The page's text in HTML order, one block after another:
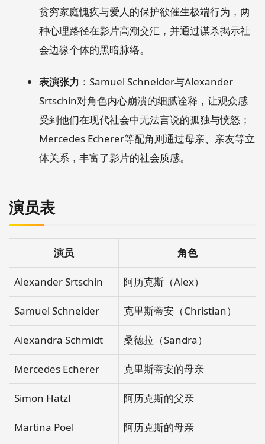
贫穷家庭愧疚与爱人的保护欲催生极端行为，两
种心理路径在影片高潮交汇，并通过谋杀揭示社
会边缘个体的黑暗脉络。
表演张力 ：Samuel Schneider与Alexander
Srtschin对角色内心崩溃的细腻诠释，让观众感
受到他们在现代社会中无法言说的孤独与愤怒；
Mercedes Echerer等配角则通过母亲、亲友等立
体关系，丰富了影片的社会质感。
演员表
演员 角色
Alexander Srtschin 阿历克斯（Alex）
Samuel Schneider 克里斯蒂安（Christian）
Alexandra Schmidt 桑德拉（Sandra）
Mercedes Echerer 克里斯蒂安的母亲
Simon Hatzl 阿历克斯的父亲
Martina Poel 阿历克斯的母亲